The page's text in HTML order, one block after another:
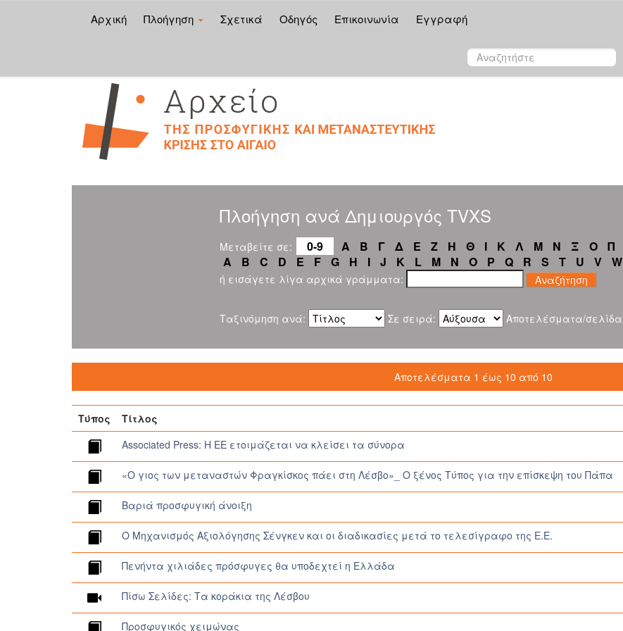
Αρχική Πλοήγηση Σχετικά Οδηγός Επικοινωνία Εγγραφή
Πλοήγηση ανά Δημιουργός TVXS
Μεταβείτε σε: 0-9 Α Β Γ Δ Ε Ζ Η Θ Ι Κ Λ Μ Ν Ξ Ο Π
A
B C D E F G H I J K L M N O P Q R S T U V W
ή εισάγετε λίγα αρχικά γράμματα:
Ταξινόμηση ανά: Σε σειρά: Αποτελέσματα/σελίδα
Αποτελέσματα 1 έως 10 από 10
Τύπος Τίτλος
Associated Press: Η ΕΕ ετοιμάζεται να κλείσει τα σύνορα
«Ο γιος των μεταναστών Φραγκίσκος πάει στη Λέσβο»_ O ξένος Τύπος για την επίσκεψη του Πάπα
Βαριά προσφυγική άνοιξη
Ο Μηχανισμός Αξιολόγησης Σένγκεν και οι διαδικασίες μετά το τελεσίγραφο της Ε.Ε.
Πενήντα χιλιάδες πρόσφυγες θα υποδεχτεί η Ελλάδα
Πίσω Σελίδες: Τα κοράκια της Λέσβου
Προσφυγικός χειμώνας